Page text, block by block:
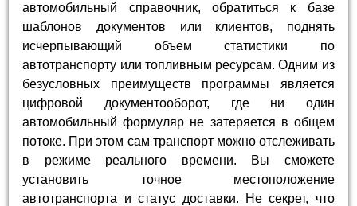
автомобильный справочник, обратиться к базе
шаблонов документов или клиентов, поднять
исчерпывающий объем статистики по
автотранспорту или топливным ресурсам. Одним из
безусловных преимуществ программы является
цифровой документооборот, где ни один
автомобильный формуляр не затеряется в общем
потоке. При этом сам транспорт можно отслеживать
в режиме реального времени. Вы сможете
установить точное местоположение
автотранспорта и статус доставки. Не секрет, что